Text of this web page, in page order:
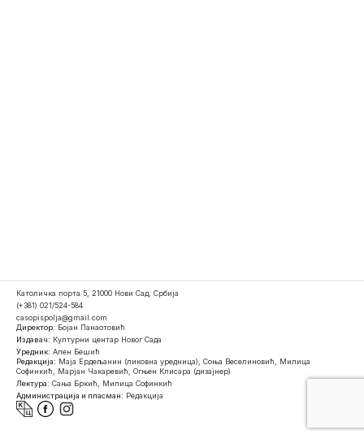
Католичка порта 5, 21000 Нови Сад, Србија
(+381) 021/524-584
casopispolja@gmail.com
Директор: Бојан Панаотовић
Издавач: Културни центар Новог Сада
Уредник: Ален Бешић
Редакција: Маја Ердељанин (ликовна уредница), Соња Веселиновић, Милица
Софинкић, Марјан Чакаревић, Огњен Клисара (дизајнер)
Лектура: Сања Бркић, Милица Софинкић
Администрација и пласман: Редакција